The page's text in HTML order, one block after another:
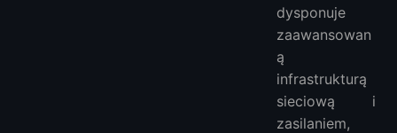
dysponuje
zaawansowan
ą
infrastrukturą
sieciową i
zasilaniem,